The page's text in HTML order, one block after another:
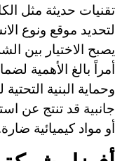
تقنيات حديثة مثل
لتحديد موقع ونوع
يصبح الاختيار بين
أمراً بالغ الأهمية
وحماية البنية
جانبية قد تنتج عن
أو مواد كيميائية